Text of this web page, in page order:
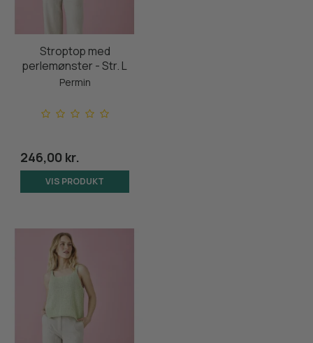
Stroptop med
perlemønster - Str. L
Permin
246,00 kr.
VIS PRODUKT